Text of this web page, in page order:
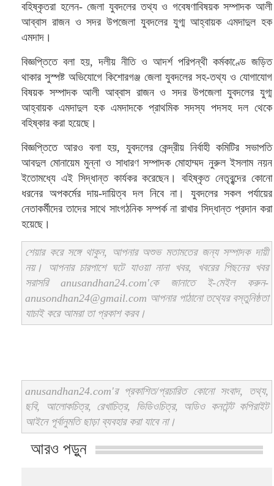
বহিষ্কৃতরা হলেন- জেলা যুবদলের তথ্য ও গবেষণাবিষয়ক সম্পাদক আলী
আব্বাস রাজন ও সদর উপজেলা যুবদলের যুগ্ম আহ্বায়ক এমদাদুল হক
এমদাদ।
বিজ্ঞপ্তিতে বলা হয়, দলীয় নীতি ও আদর্শ পরিপন্থী কর্মকাণ্ডে জড়িত
থাকার সুস্পষ্ট অভিযোগে কিশোরগঞ্জ জেলা যুবদলের সহ-তথ্য ও যোগাযোগ
বিষয়ক সম্পাদক আলী আব্বাস রাজন ও সদর উপজেলা যুবদলের যুগ্ম
আহ্বায়ক এমদাদুল হক এমদাদকে প্রাথমিক সদস্য পদসহ দল থেকে
বহিষ্কার করা হয়েছে।
বিজ্ঞপ্তিতে আরও বলা হয়, যুবদলের কেন্দ্রীয় নির্বাহী কমিটির সভাপতি
আবদুল মোনায়েম মুন্না ও সাধারণ সম্পাদক মোহাম্মদ নুরুল ইসলাম নয়ন
ইতোমধ্যে এই সিদ্ধান্ত কার্যকর করেছেন। বহিষ্কৃত নেতৃবৃন্দের কোনো
ধরনের অপকর্মের দায়-দায়িত্ব দল নিবে না। যুবদলের সকল পর্যায়ের
নেতাকর্মীদের তাদের সাথে সাংগঠনিক সম্পর্ক না রাখার সিদ্ধান্ত প্রদান করা
হয়েছে।
শেয়ার করে সঙ্গে থাকুন, আপনার অশুভ মতামতের জন্য সম্পাদক দায়ী
নয়। আপনার চারপাশে ঘটে যাওয়া নানা খবর, খবরের পিছনের খবর
সরাসরি anusandhan24.com'কে জানাতে ই-মেইল করুন-
anusondhan24@gmail.com আপনার পাঠানো তথ্যের বস্তুনিষ্ঠতা
যাচাই করে আমরা তা প্রকাশ করব।
anusandhan24.com'র প্রকাশিত/প্রচারিত কোনো সংবাদ, তথ্য,
ছবি, আলোকচিত্র, রেখাচিত্র, ভিডিওচিত্র, অডিও কনটেন্ট কপিরাইট
আইনে পূর্বানুমতি ছাড়া ব্যবহার করা যাবে না।
আরও পড়ুন